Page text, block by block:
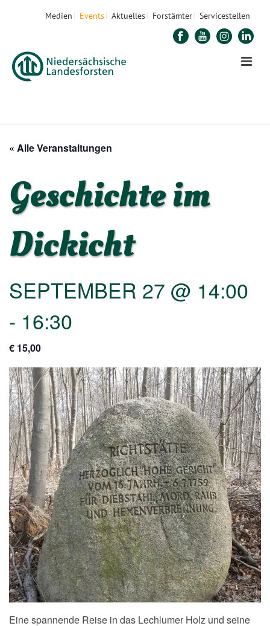
Medien Events Aktuelles Forstämter Servicestellen
« Alle Veranstaltungen
Geschichte im
Dickicht
SEPTEMBER 27 @ 14:00
- 16:30
€ 15,00
Eine spannende Reise in das Lechlumer Holz und seine